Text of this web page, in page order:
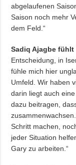
abgelaufenen
Saison noch mehr
dem Feld.“
Sadiq Ajagbe
Entscheidung, in
fühle mich hier
Umfeld. Wir haben
darin liegt auch
dazu beitragen,
Schritt machen,
jeder Situation
Gary zu arbeiten.“